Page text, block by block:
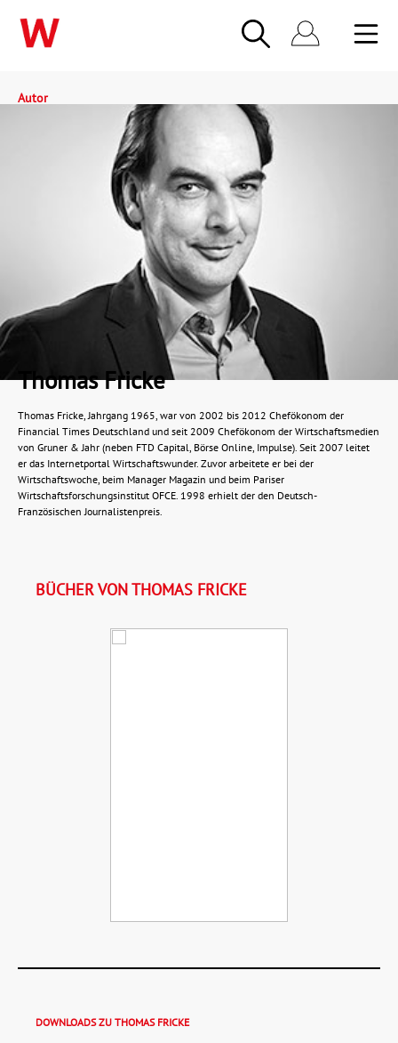
Autor
Thomas Fricke
Thomas Fricke, Jahrgang 1965, war von 2002 bis 2012 Chefökonom der
Financial Times Deutschland und seit 2009 Chefökonom der Wirtschaftsmedien
von Gruner & Jahr (neben FTD Capital, Börse Online, Impulse). Seit 2007 leitet
er das Internetportal Wirtschaftswunder. Zuvor arbeitete er bei der
Wirtschaftswoche, beim Manager Magazin und beim Pariser
Wirtschaftsforschungsinstitut OFCE. 1998 erhielt der den Deutsch-
Französischen Journalistenpreis.
BÜCHER VON THOMAS FRICKE
DOWNLOADS ZU THOMAS FRICKE